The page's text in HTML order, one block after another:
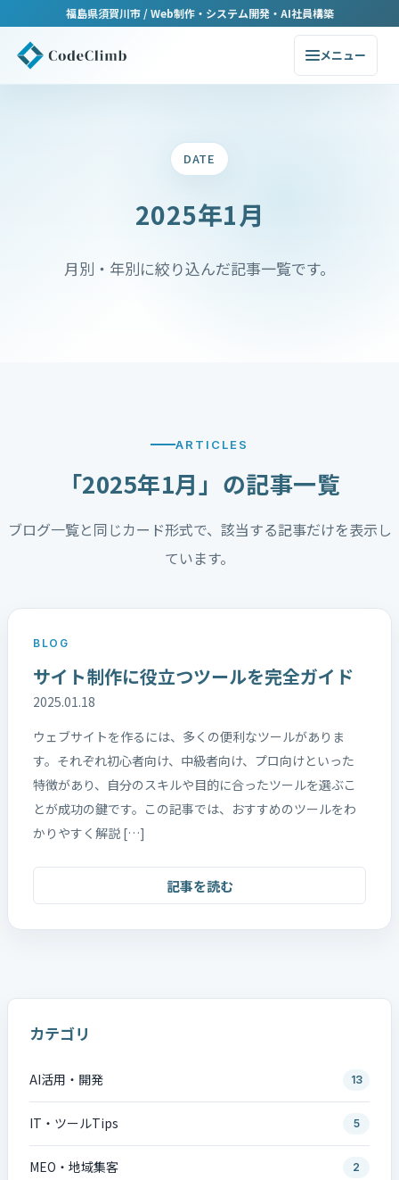
福島県須賀川市 / Web制作・システム開発・AI社員構築
メニュー
DATE
2025年1月
月別・年別に絞り込んだ記事一覧です。
ARTICLES
「2025年1月」の記事一覧
ブログ一覧と同じカード形式で、該当する記事だけを表示し
ています。
BLOG
サイト制作に役立つツールを完全ガイド
2025.01.18
ウェブサイトを作るには、多くの便利なツールがありま
す。それぞれ初心者向け、中級者向け、プロ向けといった
特徴があり、自分のスキルや目的に合ったツールを選ぶこ
とが成功の鍵です。この記事では、おすすめのツールをわ
かりやすく解説 […]
記事を読む
カテゴリ
AI活用・開発 13
IT・ツールTips 5
MEO・地域集客 2